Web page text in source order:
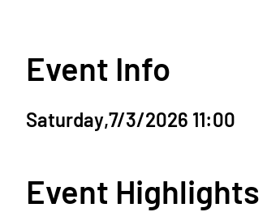
Event Info
Saturday,7/3/2026 11:00
Event Highlights